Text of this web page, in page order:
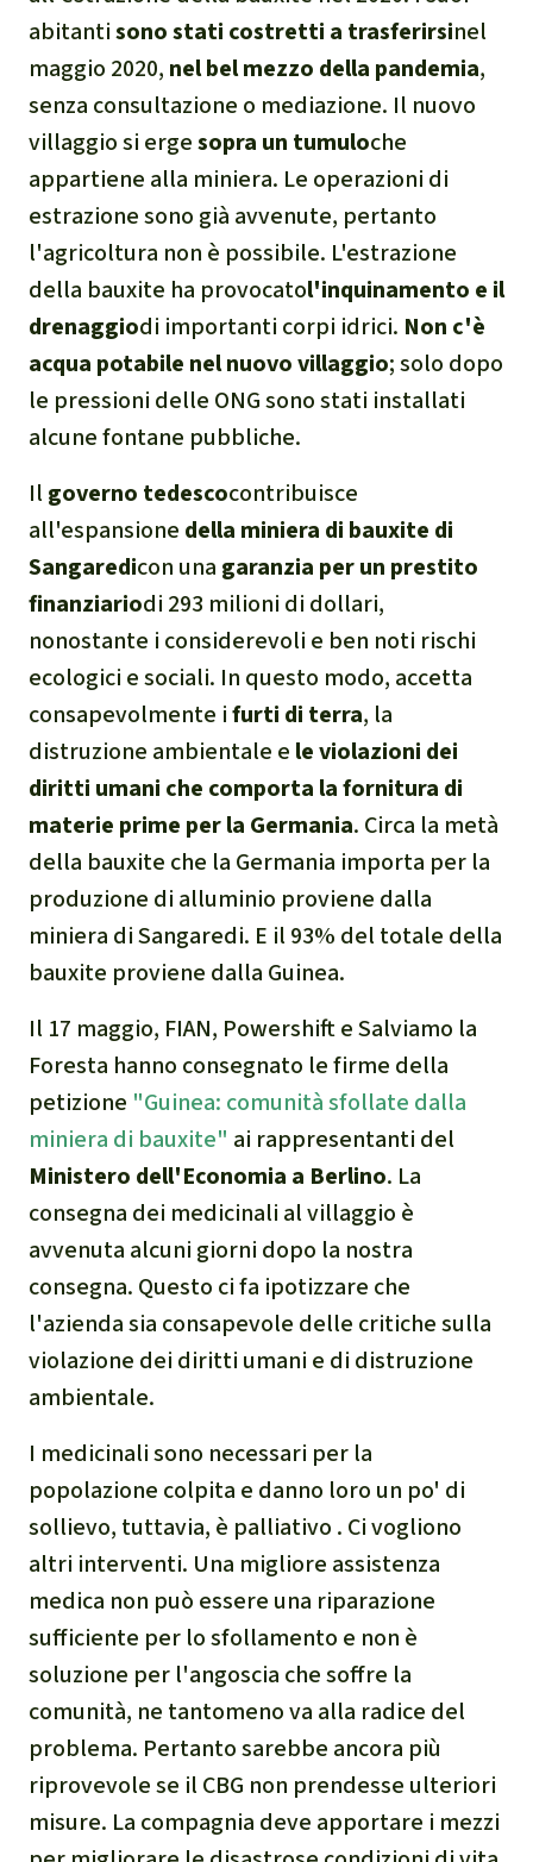
Incendi
Domande e risposte
Alluminio
Criminalità ambientale,
narcotraffico e territori
indigeni in Amazzonia
Problemi della
Yasuní
Domande e risposte
Commercio e traffico
internazionale di fauna e
flora selvatiche
Clima
Documento di sintesi sul
clima
Miniere
CPLI
Nestlé
Pandemia e ambientalismo
Cambiamento climatico
abitantisono stati costretti a trasferirsinel
maggio 2020, nel bel mezzo della pandemia,
senza consultazione o mediazione. Il nuovo
villaggio si ergesopra un tumuloche
appartiene alla miniera. Le operazioni di
estrazione sono già avvenute, pertanto
l'agricoltura non è possibile. L'estrazione
della bauxite ha provocatol'inquinamento e il
drenaggiodi importanti corpi idrici. Non c'è
acqua potabile nel nuovo villaggio; solo dopo
le pressioni delle ONG sono stati installati
alcune fontane pubbliche.
Il governo tedescocontribuisce
all'espansione della miniera di bauxite di
Sangaredicon una garanzia per un prestito
finanziariodi 293 milioni di dollari,
nonostante i considerevoli e ben noti rischi
ecologici e sociali. In questo modo, accetta
consapevolmente ifurti di terra, la
distruzione ambientale e le violazioni dei
diritti umani che comporta la fornitura di
materie prime per la Germania. Circa la metà
della bauxite che la Germania importa per la
produzione di alluminio proviene dalla
miniera di Sangaredi. E il 93% del totale della
bauxite proviene dalla Guinea.
Il 17 maggio, FIAN, Powershift e Salviamo la
Foresta hanno consegnato le firme della
petizione "Guinea: comunità sfollate dalla
miniera di bauxite" ai rappresentanti del
Ministero dell'Economia a Berlino. La
consegna dei medicinali al villaggio è
avvenuta alcuni giorni dopo la nostra
consegna. Questo ci fa ipotizzare che
l'azienda sia consapevole delle critiche sulla
violazione dei diritti umani e di distruzione
ambientale.
I medicinali sono necessari per la
popolazione colpita e danno loro un po' di
sollievo, tuttavia, è palliativo . Ci vogliono
altri interventi. Una migliore assistenza
medica non può essere una riparazione
sufficiente per lo sfollamento e non è
soluzione per l'angoscia che soffre la
comunità, ne tantomeno va alla radice del
problema. Pertanto sarebbe ancora più
riprovevole se il CBG non prendesse ulteriori
misure. La compagnia deve apportare i mezzi